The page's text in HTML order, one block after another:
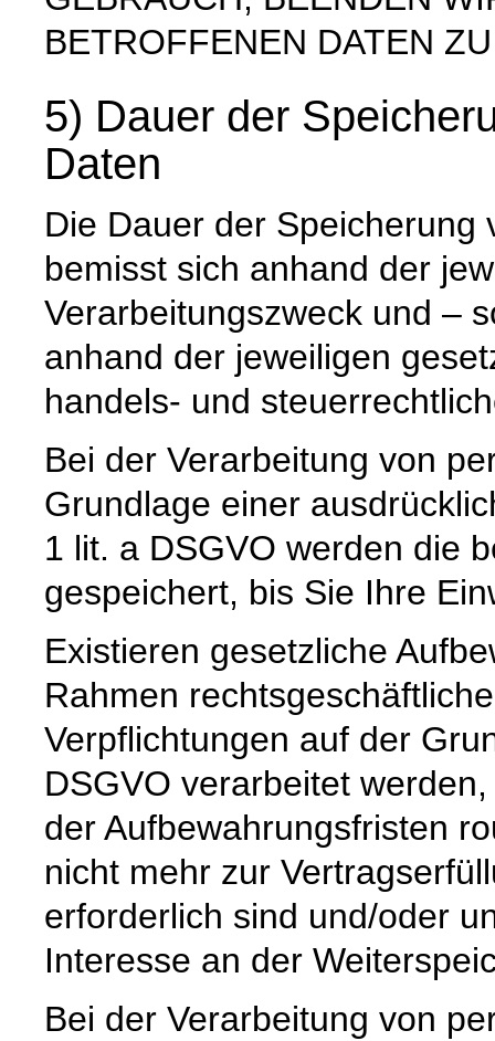
BETROFFENEN DATEN
5) Dauer der
Daten
Die Dauer der
bemisst sich anhand der
Verarbeitungszweck und –
anhand der jeweiligen
handels- und
Bei der Verarbeitung von
Grundlage einer
1 lit. a DSGVO werden die
gespeichert, bis Sie Ihre
Existieren gesetzliche
Rahmen
Verpflichtungen auf der
DSGVO verarbeitet
der Aufbewahrungsfristen
nicht mehr zur
erforderlich sind und/oder
Interesse an der
Bei der Verarbeitung von